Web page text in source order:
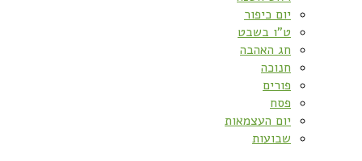
יום כיפור
ט”ו בשבט
חג האהבה
חנוכה
פורים
פסח
יום העצמאות
שבועות